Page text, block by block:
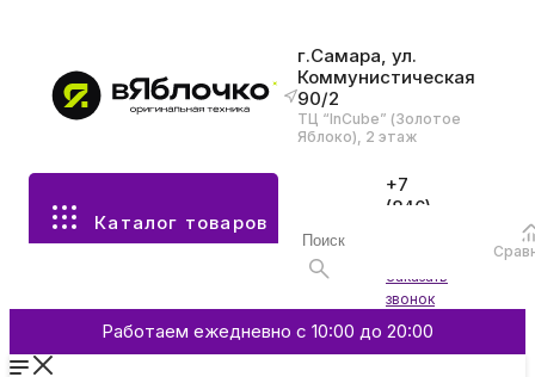
г.Самара, ул.
Коммунистическая
90/2
ТЦ “InCube” (Золотое
Яблоко), 2 этаж
Каталог товаров
+7
(846)
Заказать
звонок
Работаем ежедневно с 10:00 до 20:00
Все разделы каталога
Аксессуары
Смартфоны и гаджеты